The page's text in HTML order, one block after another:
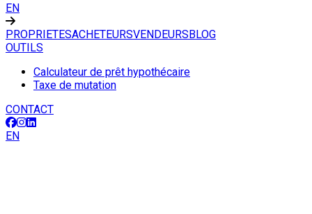
EN
PROPRIETESACHETEURSVENDEURSBLOG
OUTILS
Calculateur de prêt hypothécaire
Taxe de mutation
CONTACT
EN